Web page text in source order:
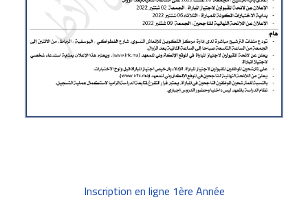
Inscription en ligne 1ère Année